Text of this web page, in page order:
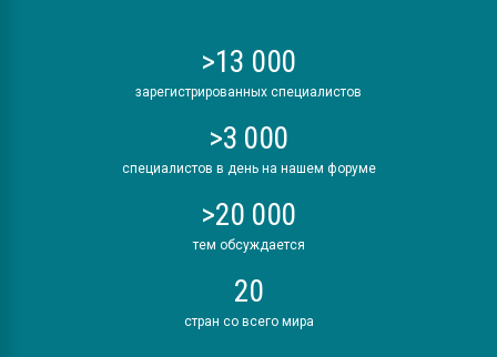
>13 000
зарегистрированных специалистов
>3 000
специалистов в день на нашем форуме
>20 000
тем обсуждается
20
стран со всего мира